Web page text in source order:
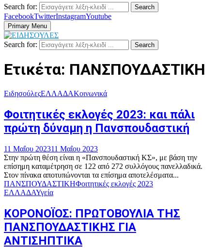
Search for: Search
FacebookTwitterInstagramYoutube
Primary Menu
Search for: Search
Ετικέτα: ΠΑΝΣΠΟΥΔΑΣΤΙΚΗ
ΕιδησούλεςΕΛΛΑΔΑΚοινωνικά
Φοιτητικές εκλογές 2023: και πάλι
πρώτη δύναμη η Πανσπουδαστική
11 Μαΐου 202311 Μαΐου 2023
Στην πρώτη θέση είναι η «Πανσπουδαστική ΚΣ», με βάση την
επίσημη καταμέτρηση σε 122 από 272 συλλόγους πανελλαδικά.
Στον πίνακα αποτυπώνονται τα επίσημα αποτελέσματα...
ΠΑΝΣΠΟΥΔΑΣΤΙΚΗΦοιτητικές εκλογές 2023
ΕΛΛΑΔΑΥγεία
ΚΟΡΟΝΟΪΟΣ: ΠΡΩΤΟΒΟΥΛΙΑ ΤΗΣ
ΠΑΝΣΠΟΥΔΑΣΤΙΚΗΣ ΓΙΑ
ΑΝΤΙΣΗΠΤΙΚΑ